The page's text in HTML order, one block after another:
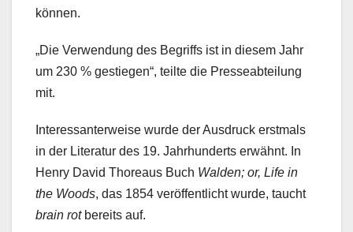
können.
„Die Verwendung des Begriffs ist in diesem Jahr
um 230 % gestiegen“, teilte die Presseabteilung
mit.
Interessanterweise wurde der Ausdruck erstmals
in der Literatur des 19. Jahrhunderts erwähnt. In
Henry David Thoreaus Buch Walden; or, Life in
the Woods, das 1854 veröffentlicht wurde, taucht
brain rotbereits auf.